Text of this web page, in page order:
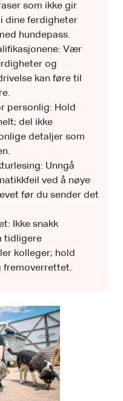
som ikke gir
dine ferdigheter
hundepass.
Vær
og
kan føre til
personlig: Hold
del ikke
detaljer som
Unngå
ved å nøye
før du sender det
Ikke snakk
tidligere
kolleger; hold
fremoverrettet.